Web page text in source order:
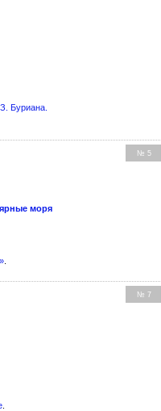
З. Буриана
№ 5
моря
№ 7